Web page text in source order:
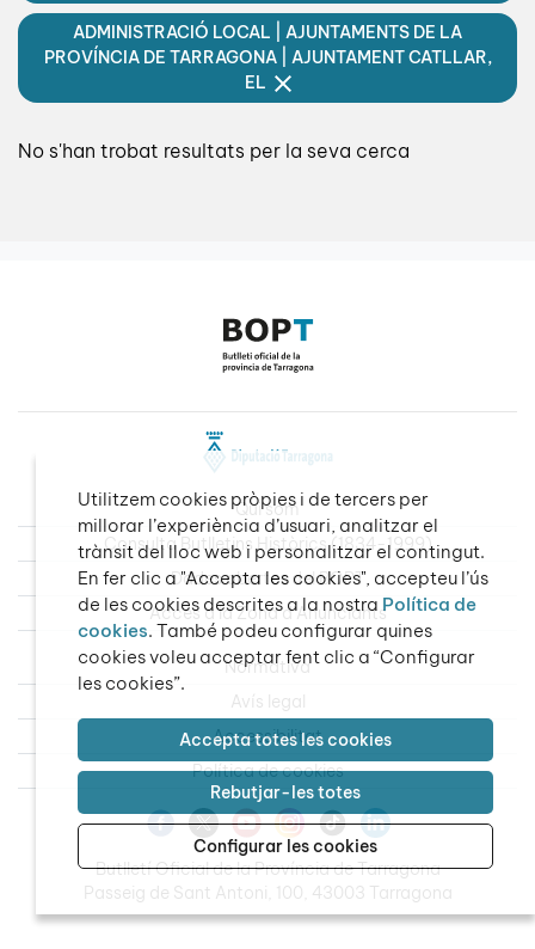
ADMINISTRACIÓ LOCAL | AJUNTAMENTS DE LA
PROVÍNCIA DE TARRAGONA | AJUNTAMENT CATLLAR,
EL
No s'han trobat resultats per la seva cerca
Qui som
Consulta Butlletins Històrics (1834-1999)
Dades obertes del BOPT
Accés a la Zona d’Anunciants
Normativa
Avís legal
Accessibilitat
Política de cookies
Butlletí Oficial de la Província de Tarragona
Passeig de Sant Antoni, 100, 43003 Tarragona
Utilitzem cookies pròpies i de tercers per
millorar l’experiència d’usuari, analitzar el
trànsit del lloc web i personalitzar el contingut.
En fer clic a "Accepta les cookies", accepteu l’ús
de les cookies descrites a la nostra Política de
cookies. També podeu configurar quines
cookies voleu acceptar fent clic a “Configurar
les cookies”.
Accepta totes les cookies
Rebutjar-les totes
Configurar les cookies